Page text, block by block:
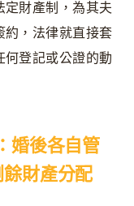
定財產制，為其夫
約，法律就直接套
何登記或公證的動
婚後各自管
財產分配